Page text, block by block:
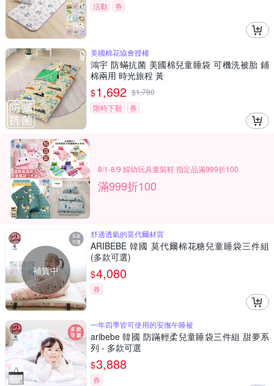
活動 券
美國棉花協會授權
鴻宇 防蟎抗菌 美國棉兒童睡袋 可機洗被胎 鋪
棉兩用 時光旅程 黃
$1,692 $1,780
限時下殺
券
8/1-8/9 婦幼玩具童裝鞋 指定品滿999折100
滿999折100
補貨中
舒適透氣的莫代爾材質
ARIBEBE 韓國 莫代爾棉花糖兒童睡袋三件組
(多款可選)
$4,080
券
一年四季皆可使用的安撫午睡被
aribebe 韓國 防蹣輕柔兒童睡袋三件組 甜夢系
列 - 多款可選
$3,888
券